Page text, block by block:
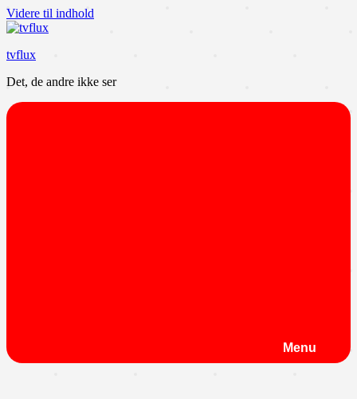
Videre til indhold
tvflux
Det, de andre ikke ser
Menu